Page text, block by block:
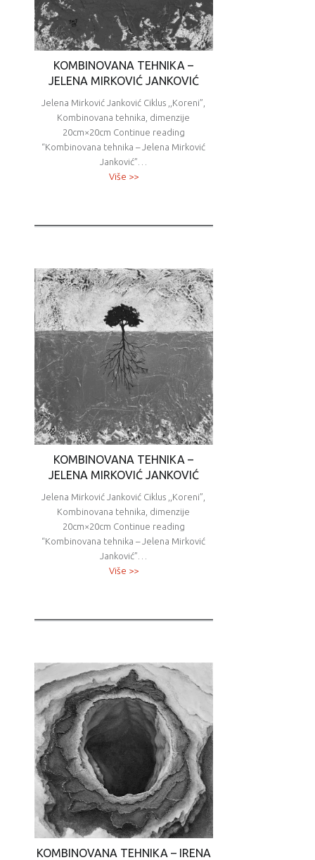
KOMBINOVANA TEHNIKA –
JELENA MIRKOVIĆ JANKOVIĆ
Jelena Mirković Janković Ciklus ,,Koreni”,
Kombinovana tehnika, dimenzije
20cm×20cm Continue reading
“Kombinovana tehnika – Jelena Mirković
Janković”…
Više >>
KOMBINOVANA TEHNIKA –
JELENA MIRKOVIĆ JANKOVIĆ
Jelena Mirković Janković Ciklus ,,Koreni”,
Kombinovana tehnika, dimenzije
20cm×20cm Continue reading
“Kombinovana tehnika – Jelena Mirković
Janković”…
Više >>
KOMBINOVANA TEHNIKA – IRENA